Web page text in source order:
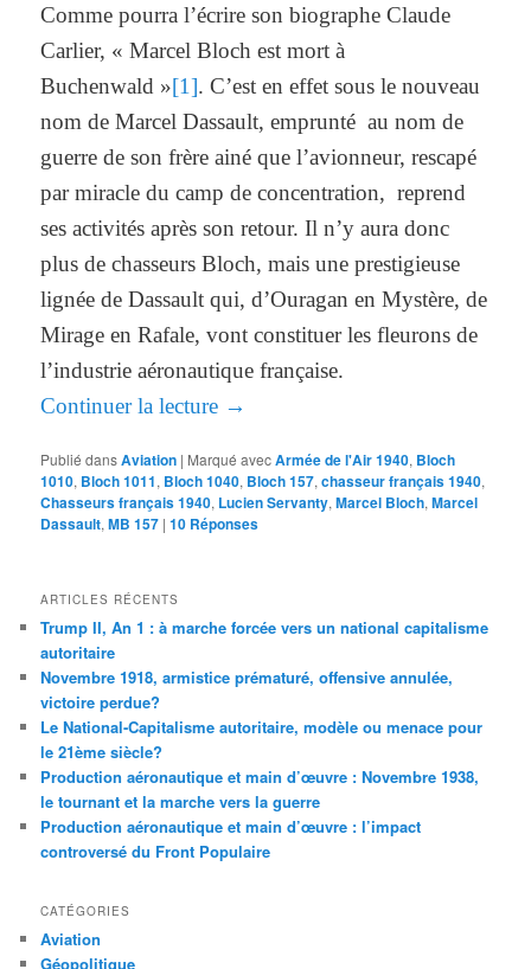
Comme pourra l’écrire son biographe Claude
Carlier, « Marcel Bloch est mort à
Buchenwald »[1]. C’est en effet sous le nouveau
nom de Marcel Dassault, emprunté au nom de
guerre de son frère ainé que l’avionneur, rescapé
par miracle du camp de concentration, reprend
ses activités après son retour. Il n’y aura donc
plus de chasseurs Bloch, mais une prestigieuse
lignée de Dassault qui, d’Ouragan en Mystère, de
Mirage en Rafale, vont constituer les fleurons de
l’industrie aéronautique française.
Continuer la lecture →
Publié dansAviation | Marqué avecArmée de l'Air 1940, Bloch
1010, Bloch 1011, Bloch 1040, Bloch 157,chasseur français 1940,
Chasseurs français 1940, Lucien Servanty,Marcel Bloch,Marcel
Dassault,MB 157 |10 Réponses
ARTICLES RÉCENTS
Trump II, An 1 : à marche forcée vers un national capitalisme
autoritaire
Novembre 1918, armistice prématuré, offensive annulée,
victoire perdue?
Le National-Capitalisme autoritaire, modèle ou menace pour
le 21ème siècle?
Production aéronautique et main d’œuvre : Novembre 1938,
le tournant et la marche vers la guerre
Production aéronautique et main d’œuvre : l’impact
controversé du Front Populaire
CATÉGORIES
Aviation
Géopolitique